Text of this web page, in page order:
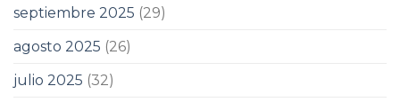
septiembre 2025 (29)
agosto 2025 (26)
julio 2025 (32)